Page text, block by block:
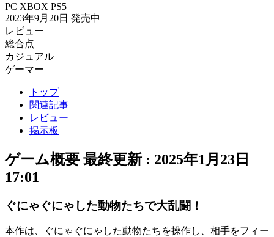
PC XBOX PS5
2023年9月20日 発売中
レビュー
総合点
カジュアル
ゲーマー
トップ
関連記事
レビュー
掲示板
ゲーム概要 最終更新 : 2025年1月23日
17:01
ぐにゃぐにゃした動物たちで大乱闘！
本作は、ぐにゃぐにゃした動物たちを操作し、相手をフィー